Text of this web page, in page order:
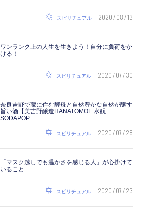
スピリチュアル 2020 / 08 / 13
ワンランク上の人生を生きよう！自分に負荷をか
ける！
スピリチュアル 2020 / 07 / 30
奈良吉野で蔵に住む酵母と自然豊かな自然が醸す
旨い酒【美吉野醸造HANATOMOE 水酛
SODAPOP...
スピリチュアル 2020 / 07 / 28
「マスク越しでも温かさを感じる人」が心掛けて
いること
スピリチュアル 2020 / 07 / 23